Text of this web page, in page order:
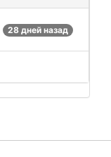
28 дней назад